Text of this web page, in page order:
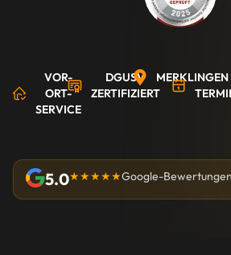
VOR-
ORT-
SERVICE
DGUSV
ZERTIFIZIERT
MERKLINGEN
5.0★★★★★Google-Bewertungen